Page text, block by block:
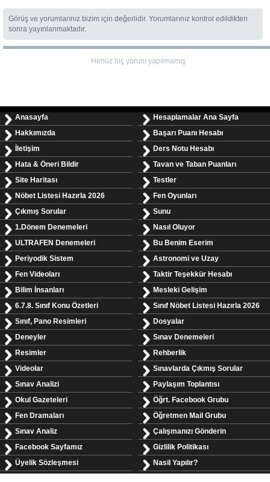
Görüş ve yorumlarınız bizim için değerlidir. Yorumlarınız kontrol edildikten
sonra yayınlanmaktadır.
Henüz hiç yorum yapılmamış
Anasayfa
Hakkımızda
İletişim
Hata & Öneri Bildir
Site Haritası
Nöbet Listesi Hazırla 2026
Çıkmış Sorular
1.Dönem Denemeleri
ULTRAFEN Denemeleri
Periyodik Sistem
Fen Videoları
Bilim İnsanları
6.7.8. Sınıf Konu Özetleri
Sınıf, Pano Resimleri
Deneyler
Resimler
Videolar
Sınav Analizi
Okul Gazeteleri
Fen Dramaları
Sınav Analiz
Facebook Sayfamız
Üyelik Sözleşmesi
Hesaplamalar Ana Sayfa
Başarı Puanı Hesabı
Ders Notu Hesabı
Tavan ve Taban Puanları
Testler
Fen Oyunları
Sunu
Nasıl Oluyor
Bu Benim Eserim
Astronomi ve Uzay
Taktir Teşekkür Hesabı
Mesleki Gelişim
Sınıf Nöbet Listesi Hazırla 2026
Dosyalar
Sınav Denemeleri
Rehberlik
Sınavlarda Çıkmış Sorular
Paylaşım Toplantısı
Öğrt. Facebook Grubu
Öğretmen Mail Grubu
Çalışmanızı Gönderin
Gizlilik Politikası
Nasil Yapılır?